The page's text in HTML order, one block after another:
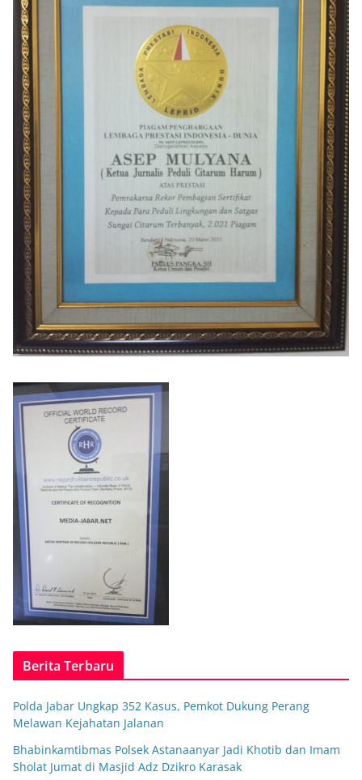
Berita Terbaru
Polda Jabar Ungkap 352 Kasus, Pemkot Dukung Perang
Melawan Kejahatan Jalanan
Bhabinkamtibmas Polsek Astanaanyar Jadi Khotib dan Imam
Sholat Jumat di Masjid Adz Dzikro Karasak